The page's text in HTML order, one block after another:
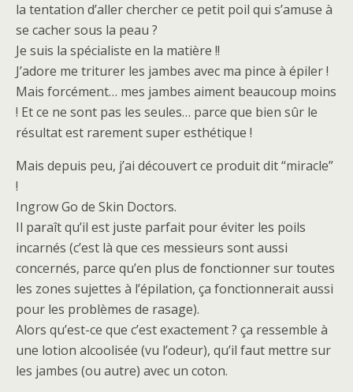
la tentation d’aller chercher ce petit poil qui s’amuse à
se cacher sous la peau ?
Je suis la spécialiste en la matière !!
J’adore me triturer les jambes avec ma pince à épiler !
Mais forcément… mes jambes aiment beaucoup moins
! Et ce ne sont pas les seules… parce que bien sûr le
résultat est rarement super esthétique !
Mais depuis peu, j’ai découvert ce produit dit “miracle”
!
Ingrow Go de Skin Doctors.
Il paraît qu’il est juste parfait pour éviter les poils
incarnés (c’est là que ces messieurs sont aussi
concernés, parce qu’en plus de fonctionner sur toutes
les zones sujettes à l’épilation, ça fonctionnerait aussi
pour les problèmes de rasage).
Alors qu’est-ce que c’est exactement ? ça ressemble à
une lotion alcoolisée (vu l’odeur), qu’il faut mettre sur
les jambes (ou autre) avec un coton.